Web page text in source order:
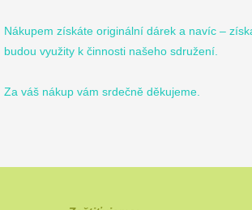
Nákupem získáte originální dárek a navíc –
budou využity k činnosti našeho sdružení.
Za váš nákup vám srdečně děkujeme.